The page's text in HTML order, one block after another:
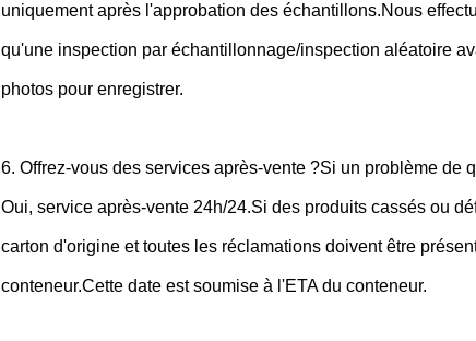
uniquement après l'approbation des échantillons.Nous
qu'une inspection par échantillonnage/inspection aléatoire
photos pour enregistrer.
6. Offrez-vous des services après-vente ?Si un problème de
Oui, service après-vente 24h/24.Si des produits cassés ou
carton d'origine et toutes les réclamations doivent être
conteneur.Cette date est soumise à l'ETA du conteneur.